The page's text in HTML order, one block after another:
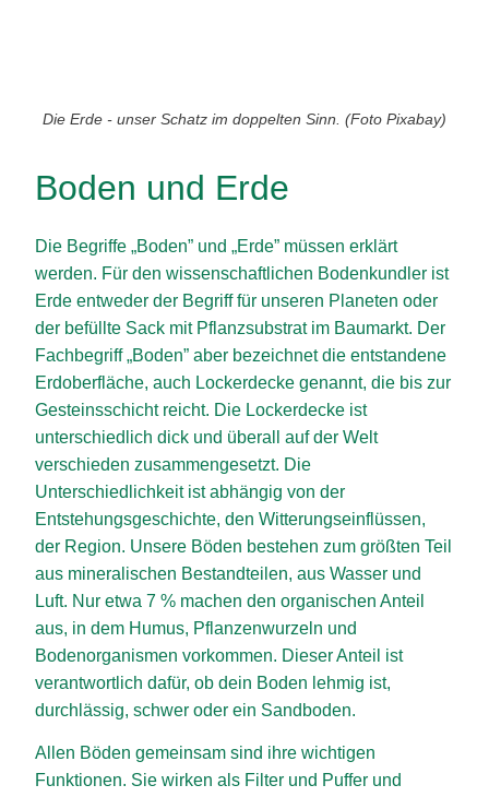
Die Erde - unser Schatz im doppelten Sinn. (Foto Pixabay)
Boden und Erde
Die Begriffe „Boden” und „Erde” müssen erklärt
werden. Für den wissenschaftlichen Bodenkundler ist
Erde entweder der Begriff für unseren Planeten oder
der befüllte Sack mit Pflanzsubstrat im Baumarkt. Der
Fachbegriff „Boden” aber bezeichnet die entstandene
Erdoberfläche, auch Lockerdecke genannt, die bis zur
Gesteinsschicht reicht. Die Lockerdecke ist
unterschiedlich dick und überall auf der Welt
verschieden zusammengesetzt. Die
Unterschiedlichkeit ist abhängig von der
Entstehungsgeschichte, den Witterungseinflüssen,
der Region. Unsere Böden bestehen zum größten Teil
aus mineralischen Bestandteilen, aus Wasser und
Luft. Nur etwa 7 % machen den organischen Anteil
aus, in dem Humus, Pflanzenwurzeln und
Bodenorganismen vorkommen. Dieser Anteil ist
verantwortlich dafür, ob dein Boden lehmig ist,
durchlässig, schwer oder ein Sandboden.
Allen Böden gemeinsam sind ihre wichtigen
Funktionen. Sie wirken als Filter und Puffer und